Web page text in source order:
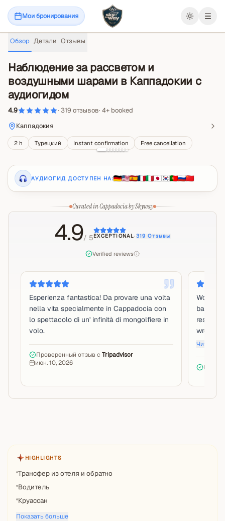
Мои бронирования
Наблюдение за рассветом и
воздушными шарами в Каппадокии с
аудиогидом
4.9 · 319 отзывов· 4+ booked
Каппадокия
2 h Турецкий Instant confirmation Free cancellation
АУДИОГИД ДОСТУПЕН НА:
Curated in Cappadocia by Skyway
4.9/ 5EXCEPTIONAL·319 Отзывы
Verified reviews
Esperienza fantastica! Da provare una volta
nella vita specialmente in Cappadocia con
lo spettacolo di un' infinità di mongolfiere in
volo.
Проверенный отзыв с Tripadvisor
июн. 10, 2026
balloon
wrong
Читать
Обзор Детали Отзывы
HIGHLIGHTS
Трансфер из отеля и обратно
Водитель
Круассан
Показать больше